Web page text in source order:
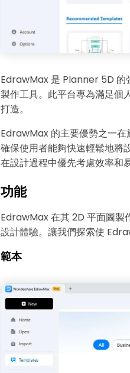
EdrawMax 是 Planner 5D 的
製作工具。此平台專為滿足個
打造。
EdrawMax 的主要優勢之一在
確保使用者能夠快速輕鬆地將
在設計過程中優先考慮效率和
功能
EdrawMax 在其 2D 平面圖製
設計體驗。讓我們探索使
範本